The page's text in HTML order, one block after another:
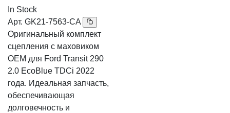
In Stock
Арт. GK21-7563-CA
Оригинальный комплект
сцепления с маховиком
OEM для Ford Transit 290
2.0 EcoBlue TDCi 2022
года. Идеальная запчасть,
обеспечивающая
долговечность и